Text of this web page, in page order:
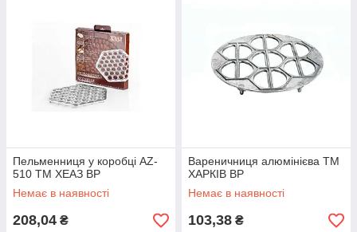
Пельменниця у коробці AZ-
510 ТМ ХЕАЗ BP
Немає в наявності
208,04 ₴
Вареничниця алюмінієва ТМ
ХАРКІВ BP
Немає в наявності
103,38 ₴